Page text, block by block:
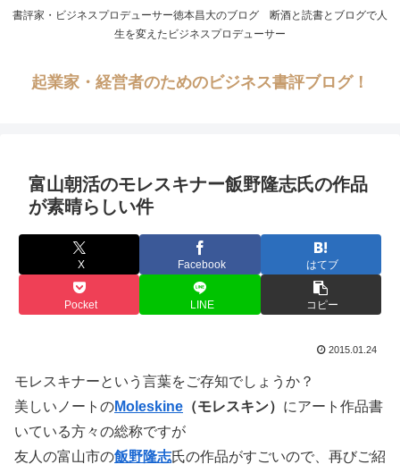
書評家・ビジネスプロデューサー徳本昌大のブログ 断酒と読書とブログで人
生を変えたビジネスプロデューサー
起業家・経営者のためのビジネス書評ブログ！
富山朝活のモレスキナー飯野隆志氏の作品
が素晴らしい件
X Facebook はてブ
Pocket LINE コピー
2015.01.24
モレスキナーという言葉をご存知でしょうか？
美しいノートのMoleskine （モレスキン） にアート作品書
いている方々の総称ですが
友人の富山市の飯野隆志氏の作品がすごいので、再びご紹